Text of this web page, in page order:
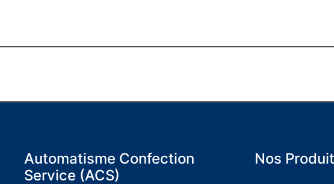
Automatisme Confection
Service (ACS)
Nos